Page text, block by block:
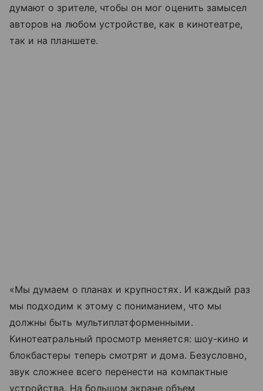
думают о зрителе, чтобы он мог оценить замысел
авторов на любом устройстве, как в кинотеатре,
так и на планшете.
«Мы думаем о планах и крупностях. И каждый раз
мы подходим к этому с пониманием, что мы
должны быть мультиплатформенными.
Кинотеатральный просмотр меняется: шоу-кино и
блокбастеры теперь смотрят и дома. Безусловно,
звук сложнее всего перенести на компактные
устройства. На большом экране объем